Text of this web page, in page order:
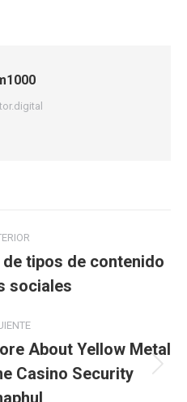
Publicación
anterior:
tipos de contenido
sociales
Publicación
siguiente:
About Yellow Metal
Casino Security